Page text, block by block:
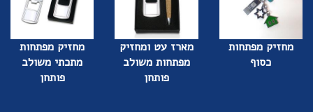
מחזיק מפתחות
כסוף
מארז עט ומחזיק
מפתחות משולב
פותחן
מחזיק מפתחות
מתכתי משולב
פותחן